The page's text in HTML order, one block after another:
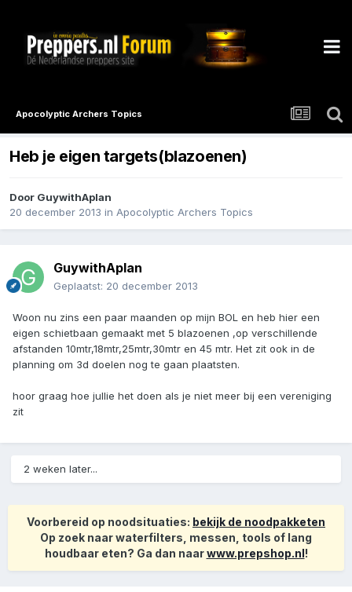
Apocolyptic Archers Topics
Heb je eigen targets(blazoenen)
Door GuywithAplan
20 december 2013 in Apocolyptic Archers Topics
GuywithAplan
Geplaatst: 20 december 2013
Woon nu zins een paar maanden op mijn BOL en heb hier een
eigen schietbaan gemaakt met 5 blazoenen ,op verschillende
afstanden 10mtr,18mtr,25mtr,30mtr en 45 mtr. Het zit ook in de
planning om 3d doelen nog te gaan plaatsten.
hoor graag hoe jullie het doen als je niet meer bij een vereniging
zit
2 weken later...
Voorbereid op noodsituaties: bekijk de noodpakketen
Op zoek naar waterfilters, messen, tools of lang
houdbaar eten? Ga dan naarwww.prepshop.nl!